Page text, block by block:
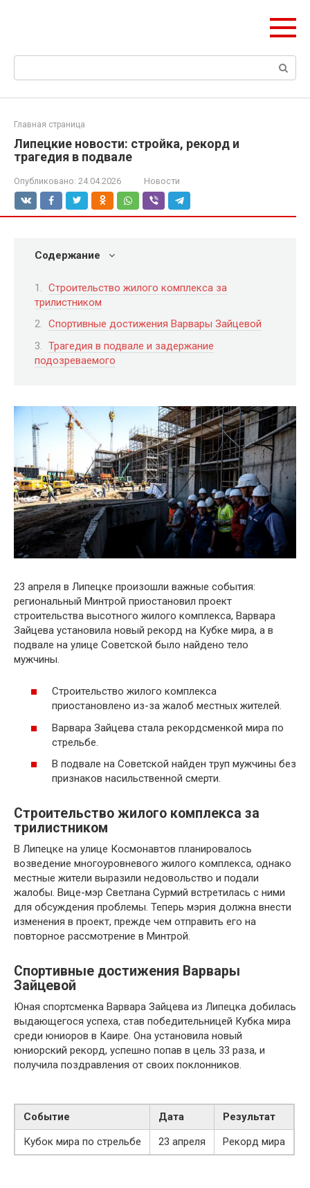
Поиск:
Главная страница
Липецкие новости: стройка, рекорд и
трагедия в подвале
Опубликовано: 24.04.2026 Новости
Содержание
Строительство жилого комплекса за
трилистником
Спортивные достижения Варвары Зайцевой
Трагедия в подвале и задержание
подозреваемого
23 апреля в Липецке произошли важные события:
региональный Минтрой приостановил проект
строительства высотного жилого комплекса, Варвара
Зайцева установила новый рекорд на Кубке мира, а в
подвале на улице Советской было найдено тело
мужчины.
Строительство жилого комплекса
приостановлено из-за жалоб местных жителей.
Варвара Зайцева стала рекордсменкой мира по
стрельбе.
В подвале на Советской найден труп мужчины без
признаков насильственной смерти.
Строительство жилого комплекса за
трилистником
В Липецке на улице Космонавтов планировалось
возведение многоуровневого жилого комплекса, однако
местные жители выразили недовольство и подали
жалобы. Вице-мэр Светлана Сурмий встретилась с ними
для обсуждения проблемы. Теперь мэрия должна внести
изменения в проект, прежде чем отправить его на
повторное рассмотрение в Минтрой.
Спортивные достижения Варвары
Зайцевой
Юная спортсменка Варвара Зайцева из Липецка добилась
выдающегося успеха, став победительницей Кубка мира
среди юниоров в Каире. Она установила новый
юниорский рекорд, успешно попав в цель 33 раза, и
получила поздравления от своих поклонников.
Событие Дата
Результат
Кубок мира по стрельбе
23 апреля Рекорд мира